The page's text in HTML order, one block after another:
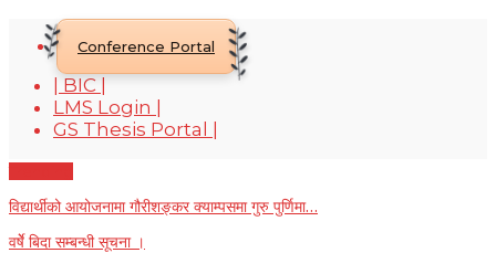
Conference Portal
| BIC |
LMS Login |
GS Thesis Portal |
विद्यार्थीको आयोजनामा गौरीशङ्कर क्याम्पसमा गुरु पुर्णिमा…
वर्षेे बिदा सम्बन्धी सूचना ।